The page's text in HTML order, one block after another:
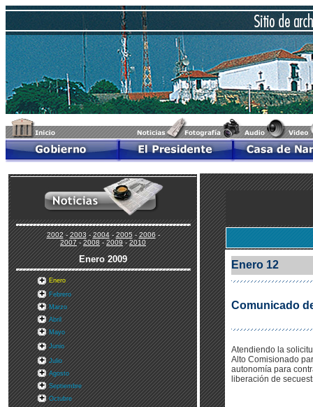
2002-2003-2004-2005-2006-
2007-2008-2009-2010
Enero2009
Enero
Febrero
Marzo
Abril
Mayo
Junio
Julio
Agosto
Septiembre
Octubre
Enero 12
Comunicado
Atendiendo la
Alto Comisionado
autonomía para
liberación de